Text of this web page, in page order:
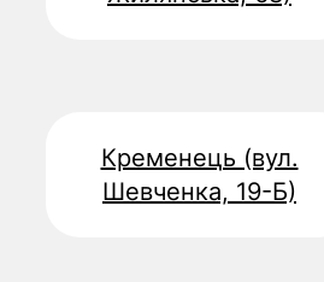
Кременець (вул.
Шевченка, 19-Б)